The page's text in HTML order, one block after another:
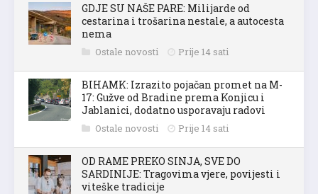
GDJE SU NAŠE PARE: Milijarde od
cestarina i trošarina nestale, a autocesta
nema
Ostale novosti Prije 14 sati
BIHAMK: Izrazito pojačan promet na M-
17: Gužve od Bradine prema Konjicu i
Jablanici, dodatno usporavaju radovi
Ostale novosti Prije 14 sati
OD RAME PREKO SINJA, SVE DO
SARDINIJE: Tragovima vjere, povijesti i
viteške tradicije